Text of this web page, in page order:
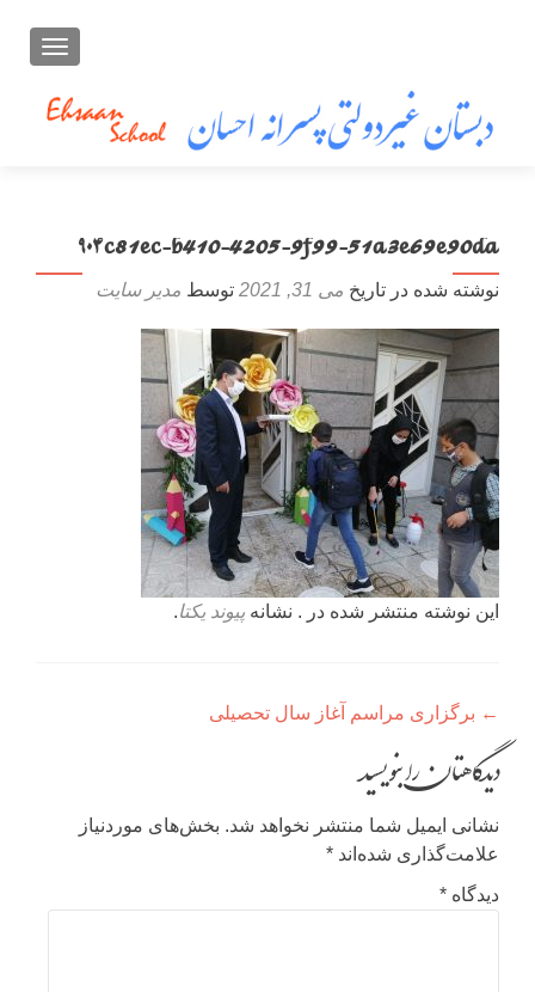
تعویض
۹۰۴c81ec-b410-4205-9f99-51a3e69e90da
نوشته شده در تاریخ می 31, 2021 توسط مدیر سایت
این نوشته منتشر شده در . نشانه پیوند یکتا.
راهبری
نوشته
← برگزاری مراسم آغاز سال تحصیلی
دیدگاهتان را بنویسید
نشانی ایمیل شما منتشر نخواهد شد. بخش‌های موردنیاز
علامت‌گذاری شده‌اند *
دیدگاه *